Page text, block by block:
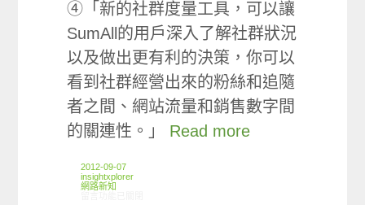
④「新的社群度量工具，可以讓
SumAll的用戶深入了解社群狀況
以及做出更有利的決策，你可以
看到社群經營出來的粉絲和追隨
者之間、網站流量和銷售數字間
的關連性。」 Read more
2012-09-07
insightxplorer
網路新知